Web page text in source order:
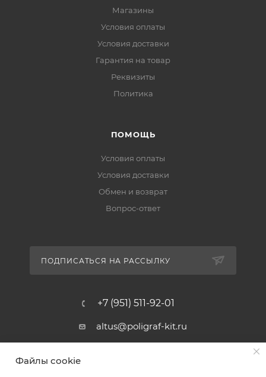
Магазины
Условия оплаты
Условия доставки
Гарантия на товар
Реквизиты
Политика
ПОМОЩЬ
Условия оплаты
Условия доставки
Обмен и возврат
Вопрос-ответ
ПОДПИСАТЬСЯ НА РАССЫЛКУ
+7 (951) 511-92-01
altus@poligraf-kit.ru
Ростовская обл, Аксайский р-н,
Файлы cookie